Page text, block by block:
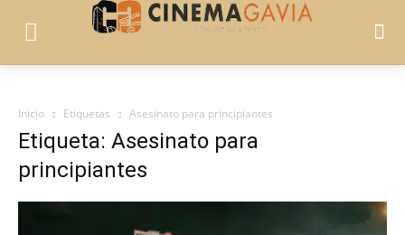
Inicio Etiquetas Asesinato para principiantes
Etiqueta: Asesinato para
principiantes